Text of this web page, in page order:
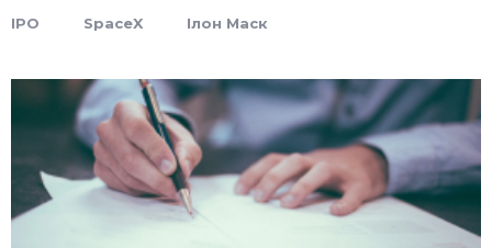
IPO SpaceX Ілон Маск